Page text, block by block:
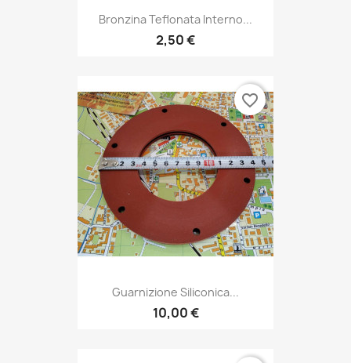
Bronzina Teflonata Interno...
2,50 €
Guarnizione Siliconica...
10,00 €
favorite_border